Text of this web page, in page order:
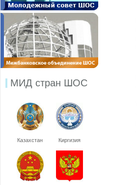
МИД стран ШОС
Казахстан Киргизия